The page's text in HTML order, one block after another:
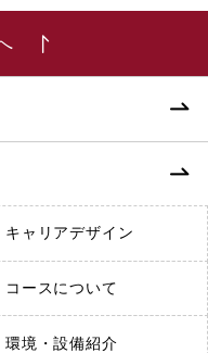
キャリアデザイン
コースについて
環境・設備紹介